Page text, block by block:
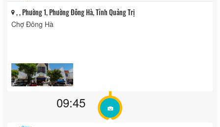
, , Phường 1, Phường Đông Hà, Tỉnh Quảng Trị
Chợ Đông Hà
09:45